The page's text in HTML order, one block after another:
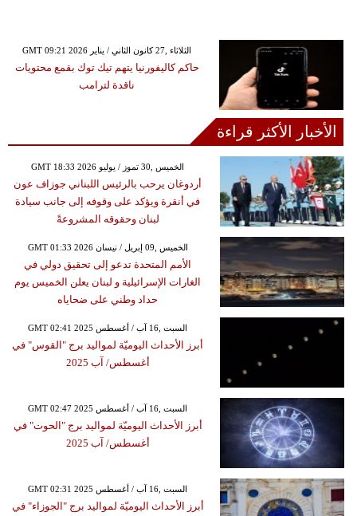
GMT 09:21 2026 الثلاثاء ,27 كانون الثاني / يناير
حاكم كاليفورنيا يتهم تيك توك بقمع محتويات
ناقدة لترامب
الأخبار الأكثر قراءة
GMT 18:33 2026 الخميس ,30 تموز / يوليو
أردوغان يرحب بالرئيس اللبناني جوزاف عون
في أنقرة ويؤكد على وقوفه إلى جانب سيادة
لبنان وحقوقه المشروعةً
GMT 01:33 2026 الخميس ,09 إبريل / نيسان
الأمم المتحدة تدعو إلى تحقيق دولي في
الغارات الإسرائيلية و لبنان يعلن الخميس يوم
حداد وطني على ضحاياه
GMT 02:41 2025 السبت ,16 آب / أغسطس
أبرز الأحداث اليوميّة لمواليد برج "القوس" في
أغسطس/ آب 2025
GMT 02:47 2025 السبت ,16 آب / أغسطس
أبرز الأحداث اليوميّة لمواليد برج "الحوت" في
أغسطس/ آب 2025
GMT 02:31 2025 السبت ,16 آب / أغسطس
أبرز الأحداث اليوميّة لمواليد برج "الجوزاء" في